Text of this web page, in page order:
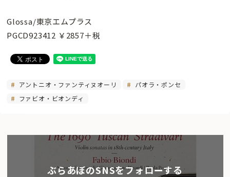
Glossa/東京エムプラス
PGCD923412 ￥2857＋税
アントニオ・ファンティヌオーリ
パオラ・ポンセ
ファビオ・ビオンディ
ぶらあぼのSNSをフォローする